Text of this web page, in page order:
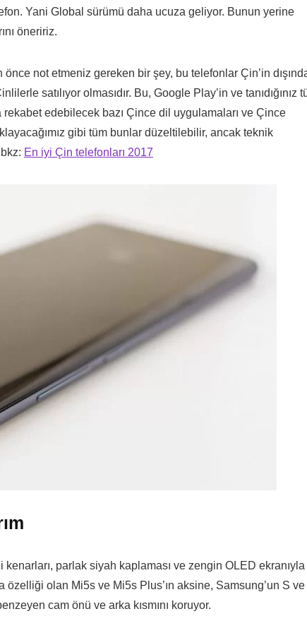
Yani Global sürümü daha ucuza geliyor. Bunun yerine
öneririz.
not etmeniz gereken bir şey, bu telefonlar Çin’in
satılıyor olmasıdır. Bu, Google Play’in ve tanıdığınız
edebilecek bazı Çince dil uygulamaları ve Çince
gibi tüm bunlar düzeltilebilir, ancak teknik
En iyi Çin telefonları 2017
parlak siyah kaplaması ve zengin OLED ekranıyla
olan Mi5s ve Mi5s Plus’ın aksine, Samsung’un S ve
cam önü ve arka kısmını koruyor.